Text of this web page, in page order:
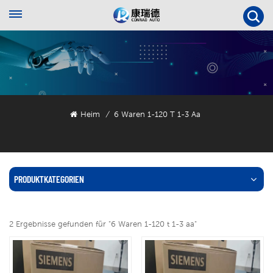
Heim / 6 Waren 1-120 T 1-3 Aa
PRODUKTKATEGORIEN
2 Ergebnisse gefunden für "6 Waren 1-120 t 1-3 aa"